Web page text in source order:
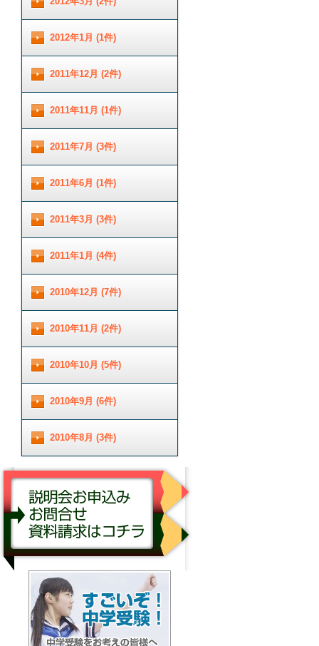
2012年1月 (1件)
2011年12月 (2件)
2011年11月 (1件)
2011年7月 (3件)
2011年6月 (1件)
2011年3月 (3件)
2011年1月 (4件)
2010年12月 (7件)
2010年11月 (2件)
2010年10月 (5件)
2010年9月 (6件)
2010年8月 (3件)
説明会お申し込み／お問合せ／資料請求はコチ